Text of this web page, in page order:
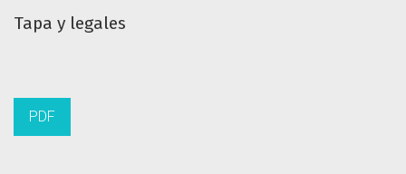
Tapa y legales
PDF